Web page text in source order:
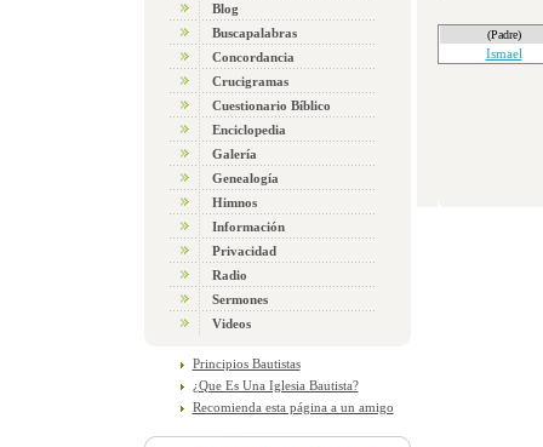
Blog
Buscapalabras
Concordancia
Crucigramas
Cuestionario Bíblico
Enciclopedia
Galería
Genealogía
Himnos
Información
Privacidad
Radio
Sermones
Videos
Principios Bautistas
¿Que Es Una Iglesia Bautista?
Recomienda esta página a un amigo
(Padre)
Ismael